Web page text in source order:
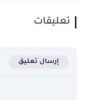
تعليقات
إرسال تعليق